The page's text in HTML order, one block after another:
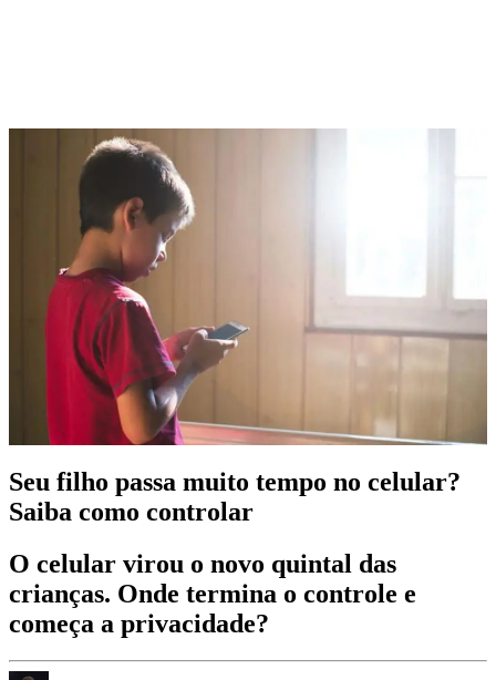
Seu filho passa muito tempo no celular?
Saiba como controlar
O celular virou o novo quintal das
crianças. Onde termina o controle e
começa a privacidade?